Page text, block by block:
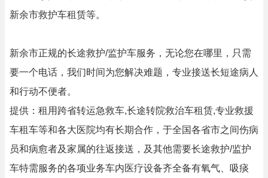
新余市救护车租赁等。
新余市正规的长途救护/监护车服务，无论您在哪里，只需
要一个电话，我们时间为您解决难题，专业接送长短途病人
和行动不便者。
提供：租用跨省转运急救车,长途转院救治车租赁,专业救援
车租车等和各大医院均有长期合作，于全国各省市之间伤病
员和病愈者及家属的往返接送，及其他需要长途救护/监护
车特需服务的各项业务车内医疗设备齐全备有氧气、吸痰